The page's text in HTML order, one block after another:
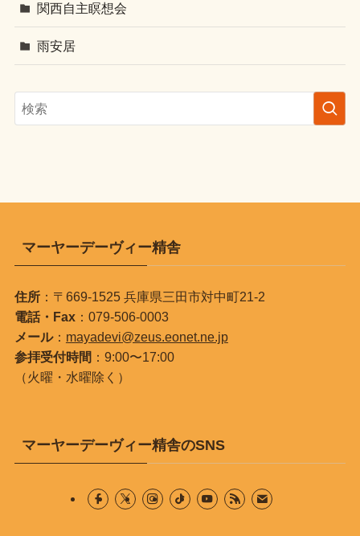
関西自主瞑想会
雨安居
マーヤーデーヴィー精舎
住所：〒669-1525 兵庫県三田市対中町21-2
電話・Fax：079-506-0003
メール： mayadevi@zeus.eonet.ne.jp
参拝受付時間 ：9:00〜17:00
（火曜・水曜除く）
マーヤーデーヴィー精舎のSNS